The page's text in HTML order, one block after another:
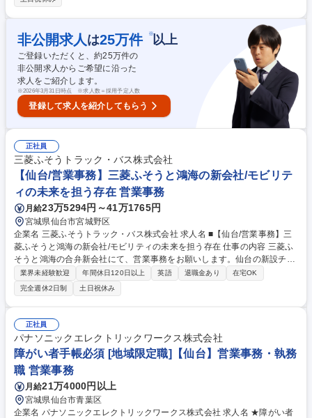
み・夜勤無・福利厚生充実・メーカー勤務★「リフレ」は他社製品と比較
して日常に適した価格設定でありながら吸収力や装着性、快適性ともに優
れ、高品質な紙おむつとなります。メーカーの立場から実際の施設現場で
利用する紙おむつの利用者の気持ちに寄り添い、介護業界の課題解決に励
んで頂きます。最終面接は対面面接で下記どちらかの日時を想定していま
す！（2026/9/8 or 2026/9/9） 募集職種 盛岡【面接1回！リフレサポータ
ー】介護士・看護師歓迎！/夜勤無/メーカー
非公開求人 は25万件 ※以上
ご登録いただくと、約25万件の
非公開求人からご希望に沿った
求人をご紹介します。
※2026年3月31日時点 ※求人数＝採用予定人数
登録して求人を紹介してもらう
正社員
三菱ふそうトラック・バス株式会社
【仙台/営業事務】三菱ふそうと鴻海の新会社/モビリテ
ィの未来を担う存在 営業事務
月給23万5294円～41万1765円
宮城県仙台市宮城野区
企業名 三菱ふそうトラック・バス株式会社 求人名 ■【仙台/営業事務】三
菱ふそうと鴻海の新会社/モビリティの未来を担う存在 仕事の内容 三菱ふ
そうと鴻海の合弁新会社にて、営業事務をお願いします。仙台の新設チー
ムに所属し、販売プロセス管理や登録書類の準備、入出金管理等で営業活
動を幅広く支援します。地域の営業体制を支え、事業成長に貢献。 ■販売
プロセスの管理・フォロー ■受注残の管理 ■入出金管理と債権フォロー ■
官公庁への入札資格申請と更新・手続き ■登録書類の取りまとめとフォロ
ー ■本社や関連部門との調整・連携 ■電話応対などの営業サポート 【仕事
の魅力】新会社の立ち上げに携わり、次世代交通インフラに貢献できま
す。多様なメンバーと強みを補完し合い、裁量を持って地域の営業活動を
推進できる環境です。 募集職種 ■【仙台/営業事務】三菱ふそうと鴻海の
新会社/モビリティの未来を担う存在
業界未経験歓迎 年間休日120日以上 英語 退職金あり
在宅OK
完全週休2日制
土日祝休み
正社員
パナソニックエレクトリックワークス株式会社
障がい者手帳必須 [地域限定職]【仙台】営業事務・執務
職 営業事務
月給21万4000円以上
宮城県仙台市青葉区
企業名 パナソニックエレクトリックワークス株式会社 求人名 ★障がい者